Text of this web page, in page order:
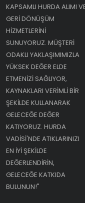
KAPSAMLI HURDA ALIMI
GERI DÖNÜŞÜM
HIZMETLERINI
SUNUYORUZ. MÜŞTERI
ODAKLI YAKLAŞIMIMIZLA
YÜKSEK DEĞER ELDE
ETMENIZI SAĞLIYOR,
KAYNAKLARI VERIMLI BIR
ŞEKILDE KULLANARAK
GELECEĞE DEĞER
KATIYORUZ. HURDA
VADISI'NDE ATIKLARINIZI
EN IYI ŞEKILDE
DEĞERLENDIRIN,
GELECEĞE KATKIDA
BULUNUN!"